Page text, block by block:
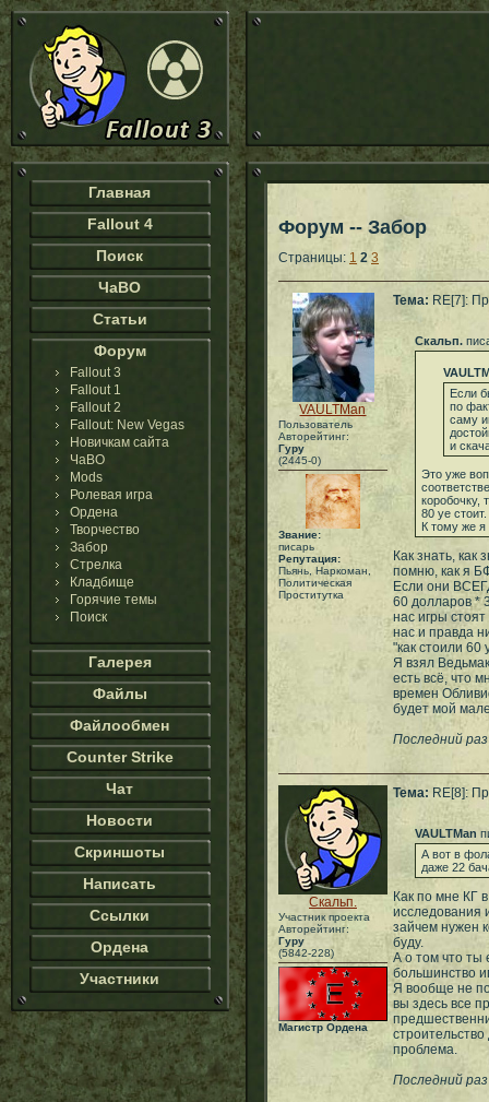
Главная
Fallout 4
Поиск
ЧаВО
Статьи
Форум
Fallout 3
Fallout 1
Fallout 2
Fallout: New Vegas
Новичкам сайта
ЧаВО
Mods
Ролевая игра
Ордена
Творчество
Забор
Стрелка
Кладбище
Горячие темы
Поиск
Галерея
Файлы
Файлообмен
Counter Strike
Чат
Новости
Скриншоты
Написать
Ссылки
Ордена
Участники
Форум -- Забор
Страницы: 1 2 3
VAULTMan
Пользователь
Авторейтинг:
Гуру
(2445-0)
Звание:
писарь
Репутация:
Пьянь, Наркоман,
Политическая
Проститутка
Тема: RE[7]:
Скальп.
Если
по
саму
и
Это уже
коробочку,
80 уе стоит.
К тому же я
Как знать,
помню, как я
Если они
60 долларов *
нас игры
нас и правда
"как стоили 60
Я взял
есть всё, что
времен
будет мой
Последний
Скальп.
Участник проекта
Авторейтинг:
Гуру
(5842-228)
Магистр Ордена
Тема: RE[8]:
VAULTMan
А вот в
даже 22
Как по мне КГ
исследования
зайчем нужен
буду.
А о том что ты
большинство
Я вообще не
вы здесь все
проблема.
Последний